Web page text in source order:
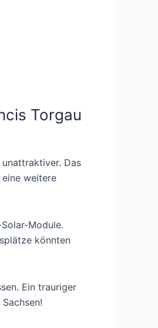
Torgau
Das
weitere
Module.
könnten
Ein trauriger